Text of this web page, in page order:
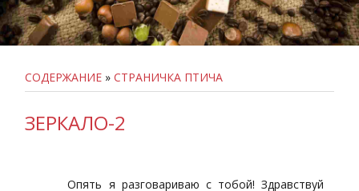
СОДЕРЖАНИЕ »СТРАНИЧКА ПТИЧА
ЗЕРКАЛО-2
Опять я разговариваю с тобой! Здравствуй